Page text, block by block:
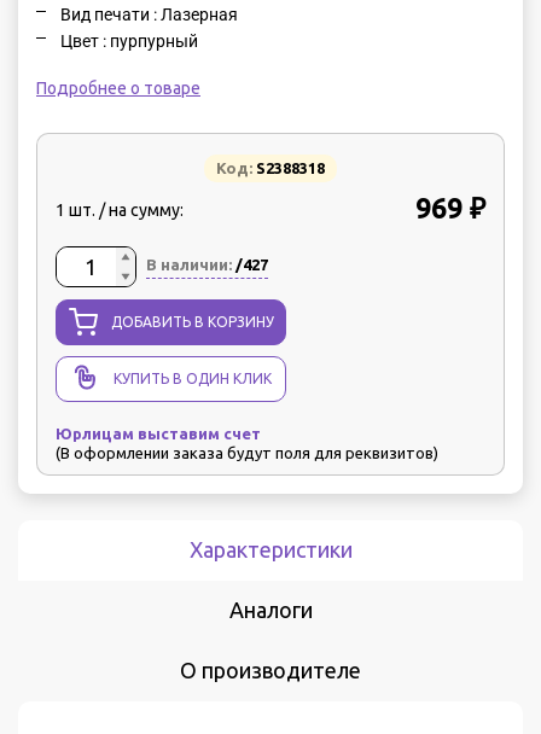
Вид печати : Лазерная
Цвет : пурпурный
Подробнее о товаре
Код: S2388318
1 шт. / на сумму: 969 ₽
В наличии: /427
ДОБАВИТЬ В КОРЗИНУ
КУПИТЬ В ОДИН КЛИК
Юрлицам выставим счет
(В оформлении заказа будут поля для реквизитов)
Характеристики
Аналоги
О производителе